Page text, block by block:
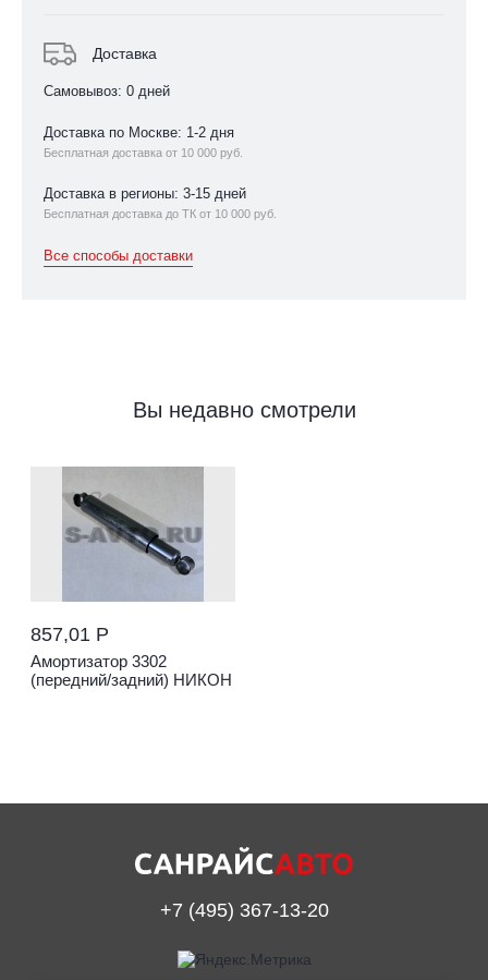
Доставка
Самовывоз: 0 дней
Доставка по Москве: 1-2 дня
Бесплатная доставка от 10 000 руб.
Доставка в регионы: 3-15 дней
Бесплатная доставка до ТК от 10 000 руб.
Все способы доставки
Вы недавно смотрели
857,01 Р
Амортизатор 3302
(передний/задний) НИКОН
+7 (495) 367-13-20